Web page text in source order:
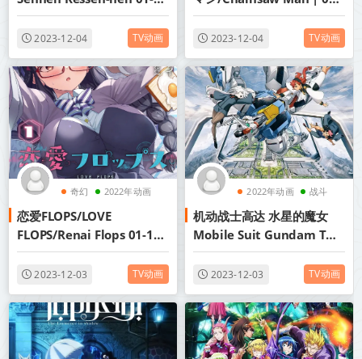
1080P MP4 简中 2022年十
月新番
2023-12-04 TV动画
12 [简繁字幕] BDrip 1080p
2023-12-04 TV动画
奇幻 2022年动画
喜剧
恋爱FLOPS/LOVE
FLOPS/Renai Flops 01-12
1080p 简日双语 2022年十
月新番
2023-12-03 TV动画
2022年动画 战斗
科幻
机动战士高达 水星的魔女
Mobile Suit Gundam The
Witch from Mercury 00-
12合集 1080p MP4 简繁内
2023-12-03 TV动画